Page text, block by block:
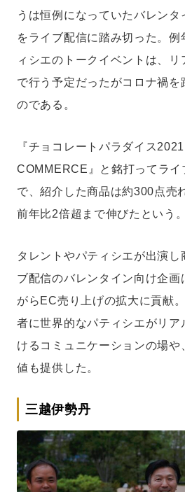
うは恒例になっていたバレンタ
をライブ配信に踏み切った。例
ィシエのトークイベントは、
で行う予定だったがコロナ禍を
のである。
『チョコレートパラダイス
COMMERCE』と銘打ってライ
で、紹介した商品は約300点売
前年比2倍超まで伸びたという。
タレントやパティシエが出演し
ブ配信のバレンタイン向け企画
がらEC売り上げの拡大に貢献
者に世界的なパティシエがリア
けるコミュニケーションの場や
値も提供した。
三越伊勢丹